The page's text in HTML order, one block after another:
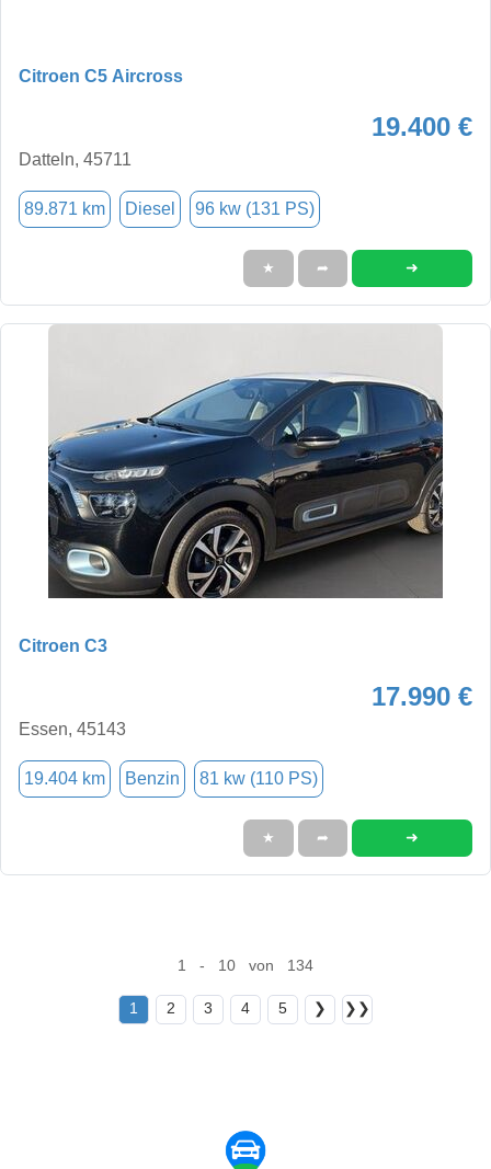
Citroen C5 Aircross
19.400 €
Datteln, 45711
89.871 km Diesel 96 kw (131 PS)
★ ➦ ➜
Citroen C3
17.990 €
Essen, 45143
19.404 km Benzin 81 kw (110 PS)
★ ➦ ➜
1 - 10 von 134
1 2 3 4 5 ❯ ❯❯